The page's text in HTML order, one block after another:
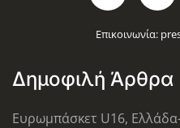
Επικοινωνία:
Δημοφιλή Άρθρα
Ευρωμπάσκετ U16,